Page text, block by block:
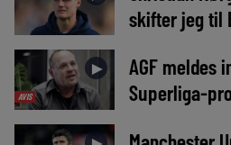
skifter jeg til
AVIS
►
AGF meldes
Superliga-